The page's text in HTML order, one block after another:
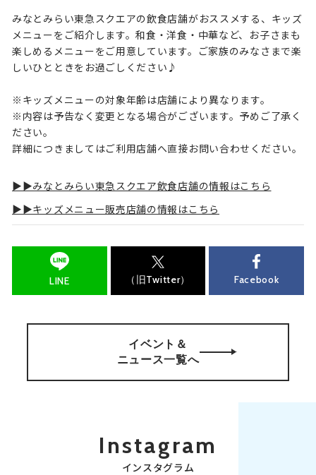
みなとみらい東急スクエアの飲食店舗がおススメする、キッズ
メニューをご紹介します。和食・洋食・中華など、お子さまも
楽しめるメニューをご用意しています。ご家族のみなさまで楽
しいひとときをお過ごしください♪
※キッズメニューの対象年齢は店舗により異なります。
※内容は予告なく変更となる場合がございます。予めご了承く
ださい。
詳細につきましてはご利用店舗へ直接お問い合わせください。
▶▶みなとみらい東急スクエア飲食店舗の情報はこちら
▶▶キッズメニュー販売店舗の情報はこちら
LINE （旧Twitter） Facebook
イベント＆
ニュース一覧へ
Instagram
インスタグラム